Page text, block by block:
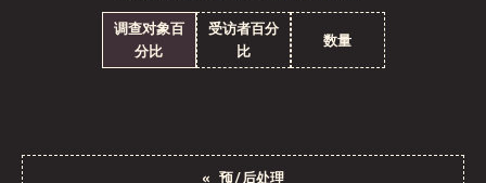
调查对象百
分比
受访者百分
比
数量
« 预/后处理